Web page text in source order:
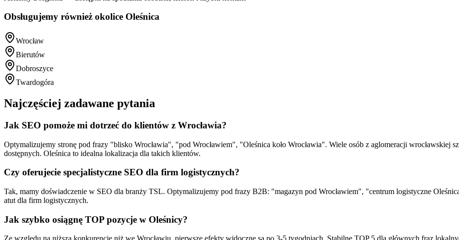
Obsługujemy również okolice Oleśnica
Wrocław
Bierutów
Dobroszyce
Twardogóra
Najczęściej zadawane pytania
Jak SEO pomoże mi dotrzeć do klientów z Wrocławia?
Optymalizujemy stronę pod frazy "blisko Wrocławia", "pod Wrocławiem", "Oleśnica koło Wrocławia". Wiele osób z aglomeracji wrocławskiej
dostępnych. Oleśnica to idealna lokalizacja dla takich klientów.
Czy oferujecie specjalistyczne SEO dla firm logistycznych?
Tak, mamy doświadczenie w SEO dla branży TSL. Optymalizujemy pod frazy B2B: "magazyn pod Wrocławiem", "centrum logistyczne
atut dla firm logistycznych.
Jak szybko osiągnę TOP pozycje w Oleśnicy?